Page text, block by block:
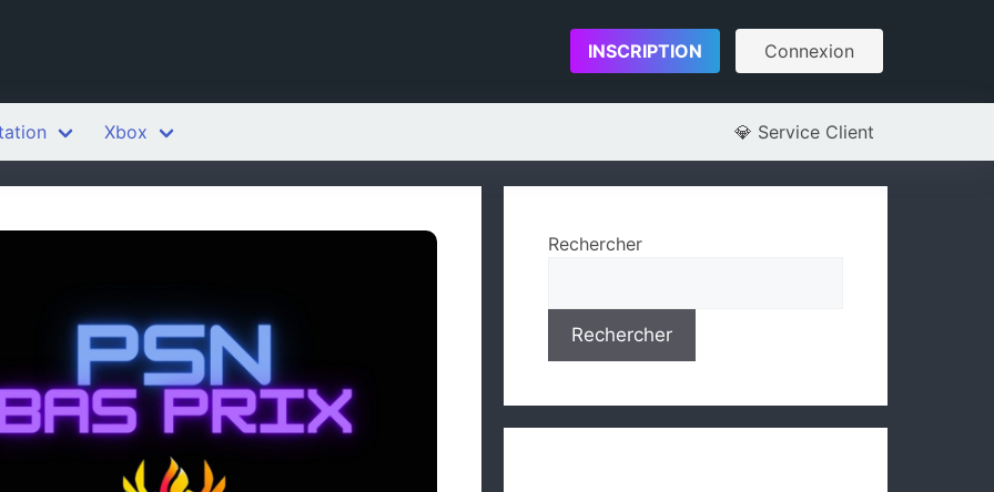
INSCRIPTION Connexion
Xbox 💎 Service Client
Rechercher
Rechercher